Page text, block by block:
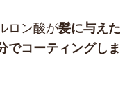
ロン酸が髪に与えた
でコーティングしま